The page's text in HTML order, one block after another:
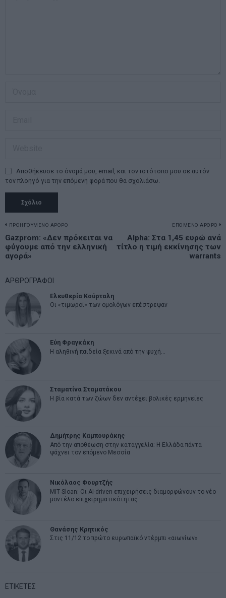
Αποθήκευσε το όνομά μου, email, και τον ιστότοπο μου σε αυτόν
τον πλοηγό για την επόμενη φορά που θα σχολιάσω.
Πλοήγηση
άρθρων
ΠΡΟΗΓΟΥΜΕΝΟ ΑΡΘΡΟ
Previous
post:
Gazprom: «Δεν πρόκειται να
φύγουμε από την ελληνική
αγορά»
ΕΠΟΜΕΝΟ ΑΡΘΡΟ
Alpha: Στα 1,45 ευρώ ανά
τίτλο η τιμή εκκίνησης των
warrants
ΑΡΘΡΟΓΡΑΦΟΙ
Ελευθερία Κούρταλη
Οι «τιμωροί» των ομολόγων επέστρεψαν
Εύη Φραγκάκη
Η αληθινή παιδεία ξεκινά από την ψυχή…
Σταματίνα Σταματάκου
Η βία κατά των ζώων δεν αντέχει βολικές ερμηνείες
Δημήτρης Καμπουράκης
Από την αποθέωση στην καταγγελία: Η Ελλάδα πάντα
ψάχνει τον επόμενο Μεσσία
Νικόλαος Φουρτζής
MIT Sloan: Οι AI-driven επιχειρήσεις διαμορφώνουν το νέο
μοντέλο επιχειρηματικότητας
Θανάσης Κρητικός
Στις 11/12 το πρώτο ευρωπαϊκό ντέρμπι «αιωνίων»
ΕΤΙΚΕΤΕΣ